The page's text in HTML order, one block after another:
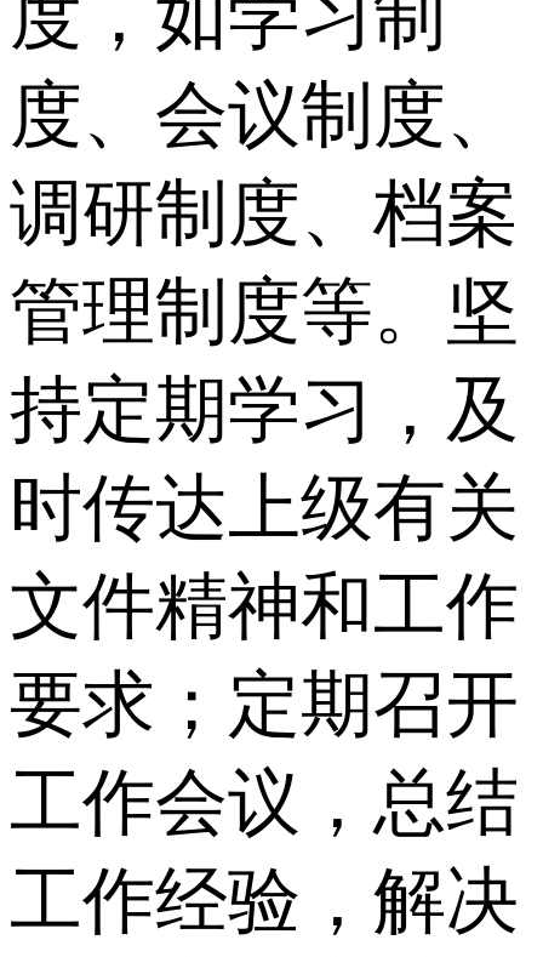
度，如学习制
度、会议制度、
调研制度、档案
管理制度等。坚
持定期学习，及
时传达上级有关
文件精神和工作
要求；定期召开
工作会议，总结
工作经验，解决